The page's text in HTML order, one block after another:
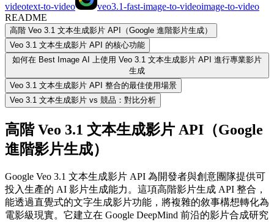
videotext-to-video veo3.1-fast-image-to-videoimage-to-video
README
高階 Veo 3.1 文本生成影片 API（Google 進階影片生成）
Veo 3.1 文本生成影片 API 的核心功能
如何在 Best Image AI 上使用 Veo 3.1 文本生成影片 API 進行專業影片
生成
Veo 3.1 文本生成影片 API 整合的最佳使用場景
Veo 3.1 文本生成影片 vs 競品：對比分析
高階 Veo 3.1 文本生成影片 API（Google
進階影片生成）
Google Veo 3.1 文本生成影片 API 為開發者與創意團隊提供可
投入生產的 AI 影片生成能力。這項高階影片生成 API 整合，
能透過直覺式的文字生成影片功能，將複雜的敘事構想轉化為
電影級現實。它建立在 Google DeepMind 前沿的影片合成研究